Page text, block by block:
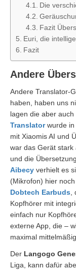
Die
Fazit
Euri, die
Fazit
Andere
Andere Translator-
haben, haben uns
lagen die aber
Translatorwurde in
mit Xiaomis AI und
war das Gerät
und die
Aibecy verhielt es
(Mikrofon) hier
Dobtech Earbuds
Kopfhörer mit
einfach nur
externe App, die –
maximal
Der Langogo
Liga, kann dafür